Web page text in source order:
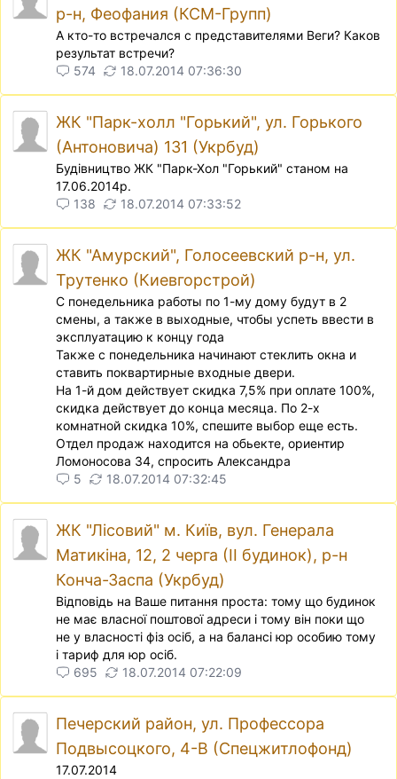
р-н, Феофания (КСМ-Групп)
А кто-то встречался с представителями Веги? Каков
результат встречи?
574
18.07.2014 07:36:30
ЖК "Парк-холл "Горький", ул. Горького
(Антоновича) 131 (Укрбуд)
Будiвництво ЖК "Парк-Хол "Горький" станом на
17.06.2014р.
138
18.07.2014 07:33:52
ЖК "Амурский", Голосеевский р-н, ул.
Трутенко (Киевгорстрой)
С понедельника работы по 1-му дому будут в 2
смены, а также в выходные, чтобы успеть ввести в
эксплуатацию к концу года
Также с понедельника начинают стеклить окна и
ставить поквартирные входные двери.
На 1-й дом действует скидка 7,5% при оплате 100%,
скидка действует до конца месяца. По 2-х
комнатной скидка 10%, спешите выбор еще есть.
Отдел продаж находится на обьекте, ориентир
Ломоносова 34, спросить Александра
5
18.07.2014 07:32:45
ЖК "Лісовий" м. Київ, вул. Генерала
Матикіна, 12, 2 черга (ІІ будинок), р-н
Конча-Заспа (Укрбуд)
Вiдповiдь на Ваше питання проста: тому що будинок
не має власної поштової адреси i тому вiн поки що
не у власностi фiз осiб, а на балансi юр особию тому
i тариф для юр осiб.
695
18.07.2014 07:22:09
Печерский район, ул. Профессора
Подвысоцкого, 4-В (Спецжитлофонд)
17.07.2014